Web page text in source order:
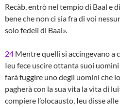
Recàb, entrò nel tempio di Baal e
bene che non ci sia fra di voi
solo fedeli di Baal».
24 Mentre quelli si accingevano a
Ieu fece uscire ottanta suoi
farà fuggire uno degli uomini che
pagherà con la sua vita la vita di
compiere l’olocausto, Ieu disse